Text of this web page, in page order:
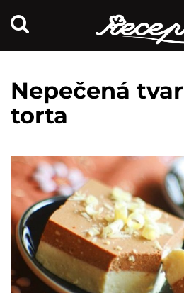
Nepečená
torta